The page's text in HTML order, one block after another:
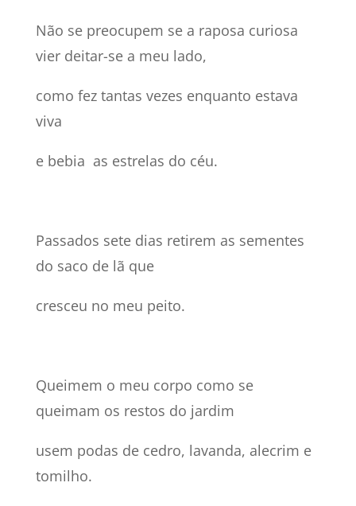
Não se preocupem se a raposa curiosa
vier deitar-se a meu lado,
como fez tantas vezes enquanto estava
viva
e bebia as estrelas do céu.
Passados sete dias retirem as sementes
do saco de lã que
cresceu no meu peito.
Queimem o meu corpo como se
queimam os restos do jardim
usem podas de cedro, lavanda, alecrim e
tomilho.